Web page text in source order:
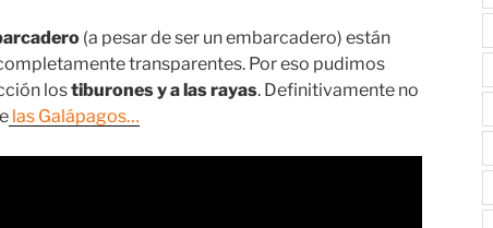
(a pesar de ser un embarcadero) están
transparentes. Por eso pudimos
lostiburones y a las rayas. Definitivamente no
las Galápagos…